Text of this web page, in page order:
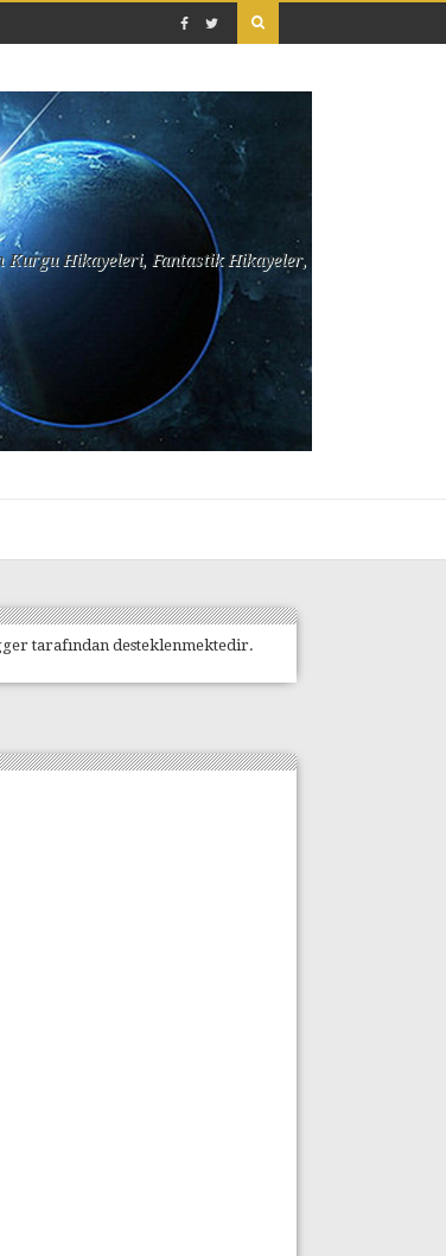
Kurgu Hikayeleri, Fantastik Hikayeler,
tarafından desteklenmektedir.